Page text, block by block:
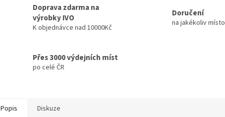
Doprava zdarma na
výrobky IVO
K objednávce nad 10000Kč
Doručení
na jakékoliv místo
Přes 3000 výdejních míst
po celé ČR
Popis Diskuze